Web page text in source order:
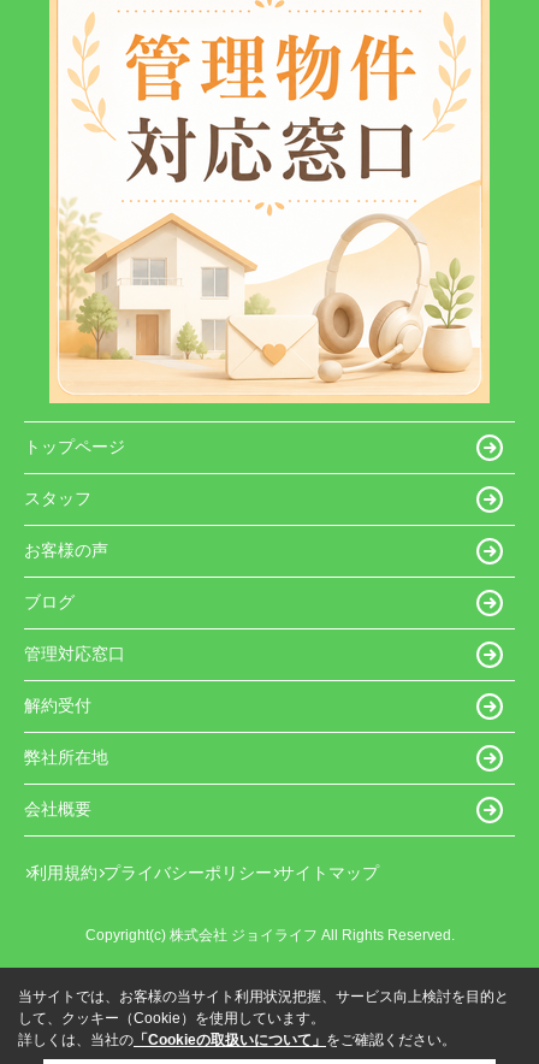
トップページ
スタッフ
お客様の声
ブログ
管理対応窓口
解約受付
弊社所在地
会社概要
利用規約 プライバシーポリシー サイトマップ
Copyright(c) 株式会社 ジョイライフ All Rights Reserved.
当サイトでは、お客様の当サイト利用状況把握、サービス向上検討を目的と
して、クッキー（Cookie）を使用しています。
詳しくは、当社の 「Cookieの取扱いについて」 をご確認ください。